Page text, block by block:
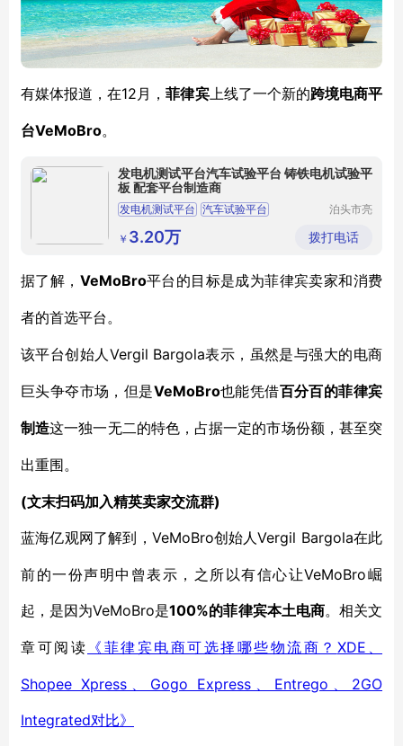
有媒体报道，在12月，菲律宾上线了一个新的跨境电商平
台VeMoBro。
发电机测试平台汽车试验平台 铸铁电机试验平
板 配套平台制造商
发电机测试平台 汽车试验平台
电机试验平台
泊头市亮
备制造有
限公司
￥ 3.20万 拨打电话
据了解， VeMoBro平台的目标是成为菲律宾卖家和消费
者的首选平台。
该平台创始人 Vergil Bargola表示，虽然是与强大的电商
巨头争夺市场，但是VeMoBro也能凭借百分百的菲律宾
制造这一独一无二的特色，占据一定的市场份额，甚至突
出重围。
(文末扫码加入精英卖家交流群)
蓝海亿观网了解到， VeMoBro创始人Vergil Bargola在此
前的一份声明中曾表示，之所以有信心让VeMoBro崛
起，是因为VeMoBro是100%的菲律宾本土电商。相关文
章可阅读 《菲律宾电商可选择哪些物流商？ XDE、
Shopee Xpress、Gogo Express、Entrego、2GO
Integrated对比》